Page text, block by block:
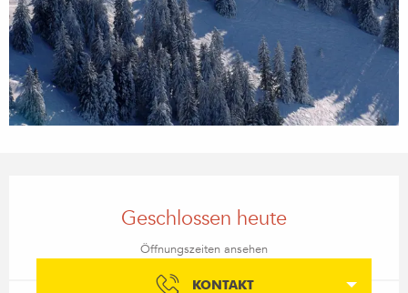
Geschlossen heute
Öffnungszeiten ansehen
KONTAKT